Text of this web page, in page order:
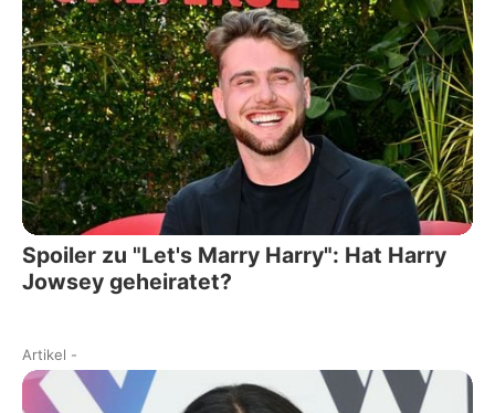
Spoiler zu "Let's Marry Harry": Hat Harry
Jowsey geheiratet?
Artikel -